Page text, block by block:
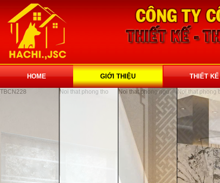
HOME GIỚI THIỆU THIẾT
TBCN228 Noi that phong tho Noi that phong ngu Noi that phong